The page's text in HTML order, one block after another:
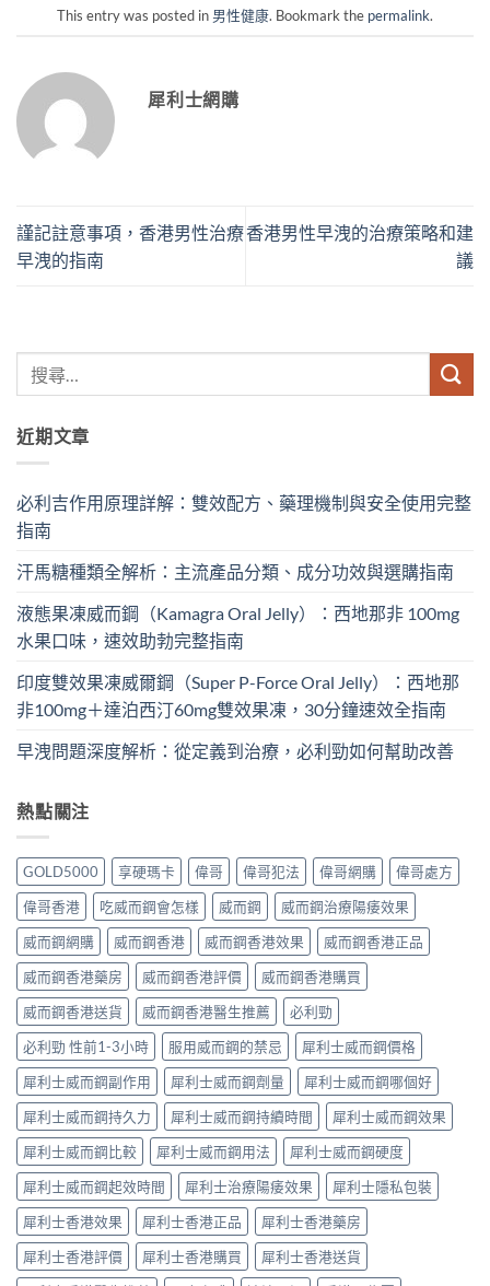
This entry was posted in 男性健康. Bookmark the permalink.
犀利士網購
謹記註意事項，香港男性治療
早洩的指南
香港男性早洩的治療策略和建
議
近期文章
必利吉作用原理詳解：雙效配方、藥理機制與安全使用完整
指南
汗馬糖種類全解析：主流產品分類、成分功效與選購指南
液態果凍威而鋼（Kamagra Oral Jelly）：西地那非 100mg​
水果口味，速效助勃完整指南
印度雙效果凍威爾鋼（Super P-Force Oral Jelly）：西地那
非100mg＋達泊西汀60mg雙效果凍，30分鐘速效全指南
早洩問題深度解析：從定義到治療，必利勁如何幫助改善
熱點關注
GOLD5000 享硬瑪卡 偉哥 偉哥犯法 偉哥網購
偉哥處方
偉哥香港
吃威而鋼會怎樣 威而鋼
威而鋼治療陽痿效果
威而鋼網購
威而鋼香港 威而鋼香港效果
威而鋼香港正品
威而鋼香港藥房
威而鋼香港評價
威而鋼香港購買
威而鋼香港送貨
威而鋼香港醫生推薦
必利勁
必利勁 性前1-3小時
服用威而鋼的禁忌
犀利士威而鋼價格
犀利士威而鋼副作用
犀利士威而鋼劑量
犀利士威而鋼哪個好
犀利士威而鋼持久力
犀利士威而鋼持續時間
犀利士威而鋼效果
犀利士威而鋼比較
犀利士威而鋼用法
犀利士威而鋼硬度
犀利士威而鋼起效時間
犀利士治療陽痿效果
犀利士隱私包裝
犀利士香港效果
犀利士香港正品
犀利士香港藥房
犀利士香港評價
犀利士香港購買
犀利士香港送貨